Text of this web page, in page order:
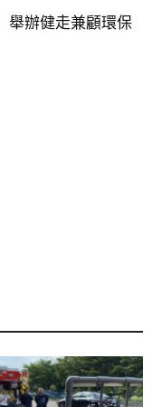
舉辦健走兼顧環保